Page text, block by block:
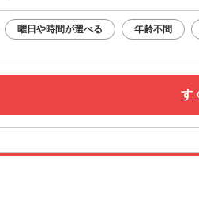
曜日や時間が選べる 年齢不問
す